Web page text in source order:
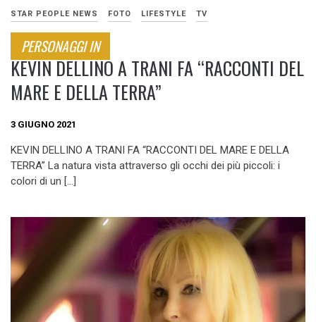
STAR PEOPLE NEWS FOTO LIFESTYLE TV
PERSONAGGI IN
KEVIN DELLINO A TRANI FA “RACCONTI DEL
MARE E DELLA TERRA”
3 GIUGNO 2021
KEVIN DELLINO A TRANI FA “RACCONTI DEL MARE E DELLA
TERRA” La natura vista attraverso gli occhi dei più piccoli: i
colori di un […]